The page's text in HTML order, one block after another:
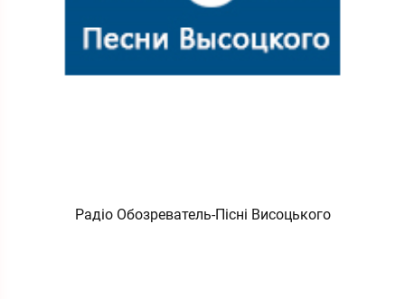
Радіо Обозреватель-Пісні Висоцького